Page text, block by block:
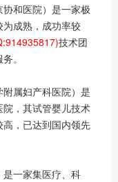
和医院）是一家极
成熟，成功率较
技术团
。
属妇产科医院）是
，其试管婴儿技术
，已达到国内领先
一家集医疗、科